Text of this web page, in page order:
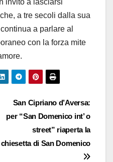
invito a lasciarsi
a tre secoli dalla sua
a parlare al
con la forza mite
San Cipriano d’Aversa:
per “San Domenico int’ o
street” riaperta la
chiesetta di San Domenico